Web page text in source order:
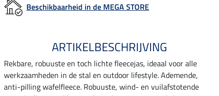
Beschikbaarheid in de MEGA STORE
ARTIKELBESCHRIJVING
Rekbare, robuuste en toch lichte fleecejas, ideaal voor alle
werkzaamheden in de stal en outdoor lifestyle. Ademende,
anti-pilling wafelfleece. Robuuste, wind- en vuilafstotende